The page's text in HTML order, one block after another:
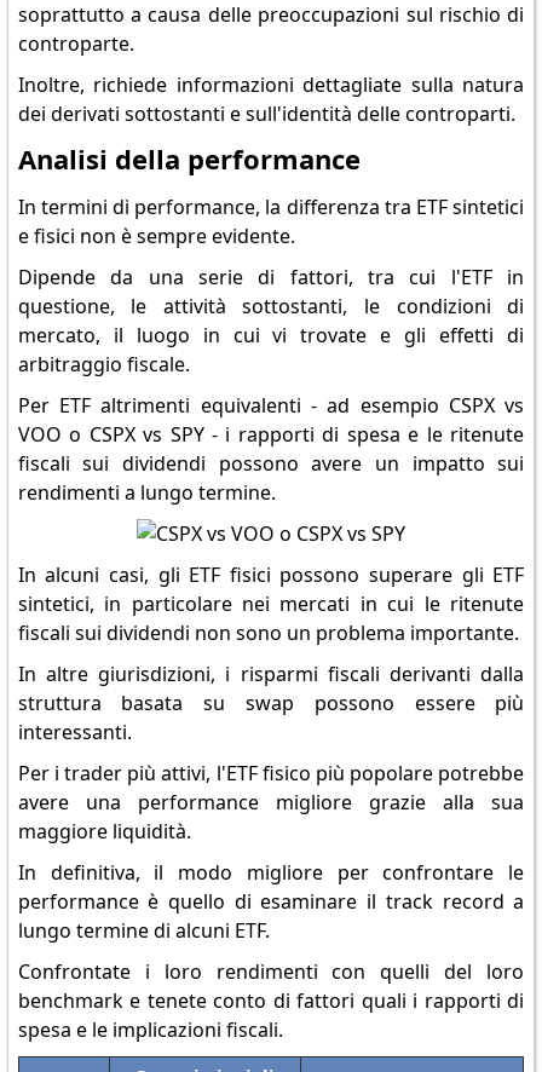
soprattutto a causa delle preoccupazioni sul rischio di
controparte.
Inoltre, richiede informazioni dettagliate sulla natura
dei derivati sottostanti e sull'identità delle controparti.
Analisi della performance
In termini di performance, la differenza tra ETF sintetici
e fisici non è sempre evidente.
Dipende da una serie di fattori, tra cui l'ETF in
questione, le attività sottostanti, le condizioni di
mercato, il luogo in cui vi trovate e gli effetti di
arbitraggio fiscale.
Per ETF altrimenti equivalenti - ad esempio CSPX vs
VOO o CSPX vs SPY - i rapporti di spesa e le ritenute
fiscali sui dividendi possono avere un impatto sui
rendimenti a lungo termine.
In alcuni casi, gli ETF fisici possono superare gli ETF
sintetici, in particolare nei mercati in cui le ritenute
fiscali sui dividendi non sono un problema importante.
In altre giurisdizioni, i risparmi fiscali derivanti dalla
struttura basata su swap possono essere più
interessanti.
Per i trader più attivi, l'ETF fisico più popolare potrebbe
avere una performance migliore grazie alla sua
maggiore liquidità.
In definitiva, il modo migliore per confrontare le
performance è quello di esaminare il track record a
lungo termine di alcuni ETF.
Confrontate i loro rendimenti con quelli del loro
benchmark e tenete conto di fattori quali i rapporti di
spesa e le implicazioni fiscali.